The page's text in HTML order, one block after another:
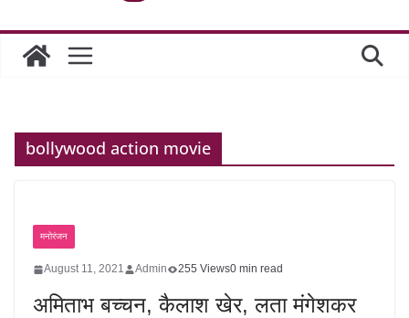
bollywood action movie
मनोरंजन
August 11, 2021 Admin 255 Views0 min read
अमिताभ बच्चन, कैलाश खेर, लता मंगेशकर